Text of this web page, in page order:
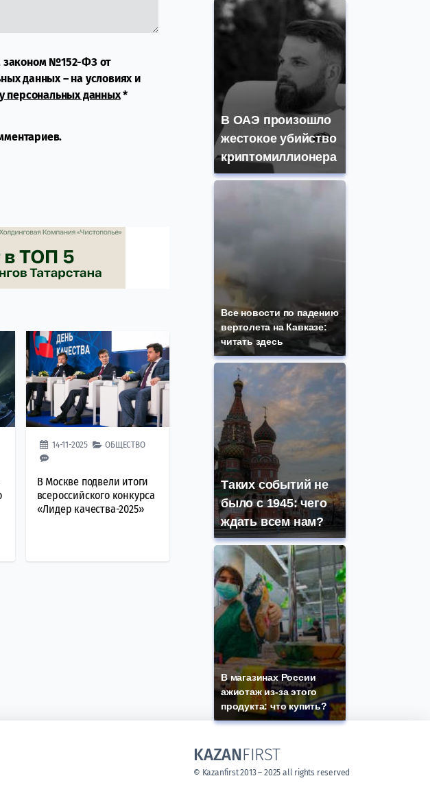
законом №152-ФЗ от
данных – на условиях и
персональных данных*
14-11-2025 ОБЩЕСТВО
В Москве подвели итоги
всероссийского конкурса
«Лидер качества-2025»
В ОАЭ произошло
жестокое убийство
криптомиллионера
Все новости по падению
вертолета на Кавказе:
читать здесь
Таких событий не
было с 1945: чего
ждать всем нам?
В магазинах России
ажиотаж из-за этого
продукта: что купить?
KAZANFIRST
© Kazanfirst 2013 – 2025 all rights reserved